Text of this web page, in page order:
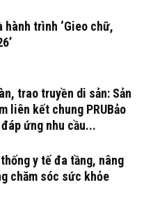
hành trình ‘Gieo chữ,
trao truyền di sản: Sản
liên kết chung PRUBảo
ứng nhu cầu...
y tế đa tầng, nâng
chăm sóc sức khỏe